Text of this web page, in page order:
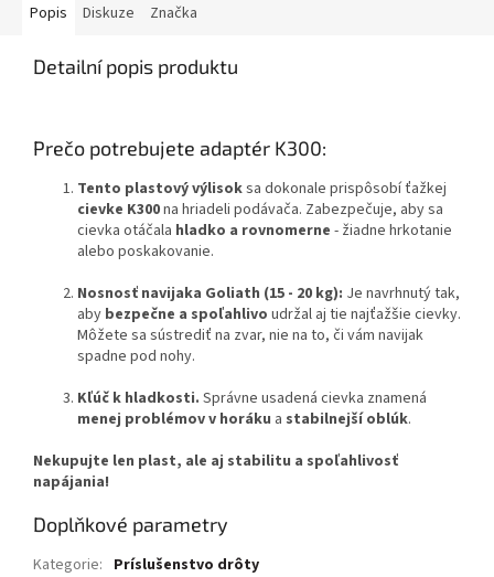
Popis Diskuze Značka
Detailní popis produktu
Prečo potrebujete adaptér K300:
Tento plastový výlisoksa dokonale prispôsobí ťažkej
cievke K300na hriadeli podávača. Zabezpečuje, aby sa
cievka otáčala hladko a rovnomerne - žiadne hrkotanie
alebo poskakovanie.
Nosnosť navijaka Goliath (15 - 20 kg): Je navrhnutý tak,
aby bezpečne a spoľahlivo udržal aj tie najťažšie cievky.
Môžete sa sústrediť na zvar, nie na to, či vám navijak
spadne pod nohy.
Kľúč k hladkosti. Správne usadená cievka znamená
menej problémov v horáku a stabilnejší oblúk.
Nekupujte len plast, ale aj stabilitu a spoľahlivosť
napájania!
Doplňkové parametry
Kategorie: Príslušenstvo drôty